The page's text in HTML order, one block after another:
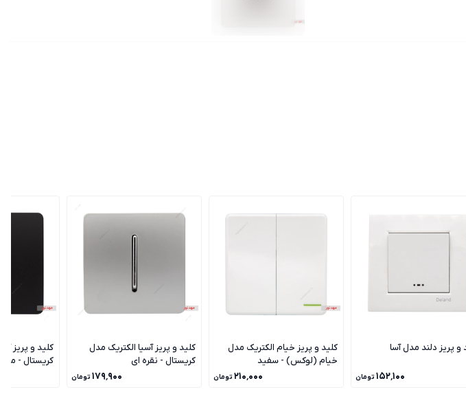
و پریز دلند مدل آسا
۱۵۲٬۱۰۰ تومان
کلید و پریز خیام الکتریک مدل
خیام (لوکس) - سفید
۲۱۰٬۰۰۰ تومان
کلید و پریز آسیا الکتریک مدل
کریستال - نقره ای
۱۷۹٬۹۰۰ تومان
کلید و پریز
کریستال -